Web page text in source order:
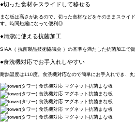
●切った食材をスライドして移せる
まな板は高さがあるので、切った食材などをそのままスライ
す。時間短縮になって便利◎
●清潔に使える抗菌加工
SIAA（ 抗菌製品技術協議会 ）の基準を満たした抗菌加工で衛
●食洗機対応でお手入れしやすい
耐熱温度は110度。食洗機対応なので簡単にお手入れでき、